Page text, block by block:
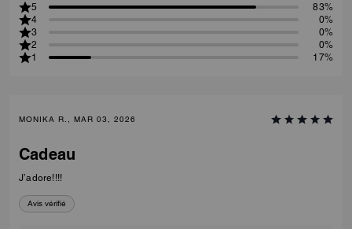
5
83%
4
0%
3
0%
2
0%
1
17%
MONIKA R., MAR 03, 2026
Cadeau
J’adore!!!!
Avis vérifié